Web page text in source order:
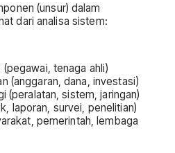
(unsur) dalam
dari analisa sistem:
tenaga ahli)
(anggaran, dana, investasi)
(peralatan, sistem, jaringan)
laporan, survei, penelitian)
pemerintah, lembaga